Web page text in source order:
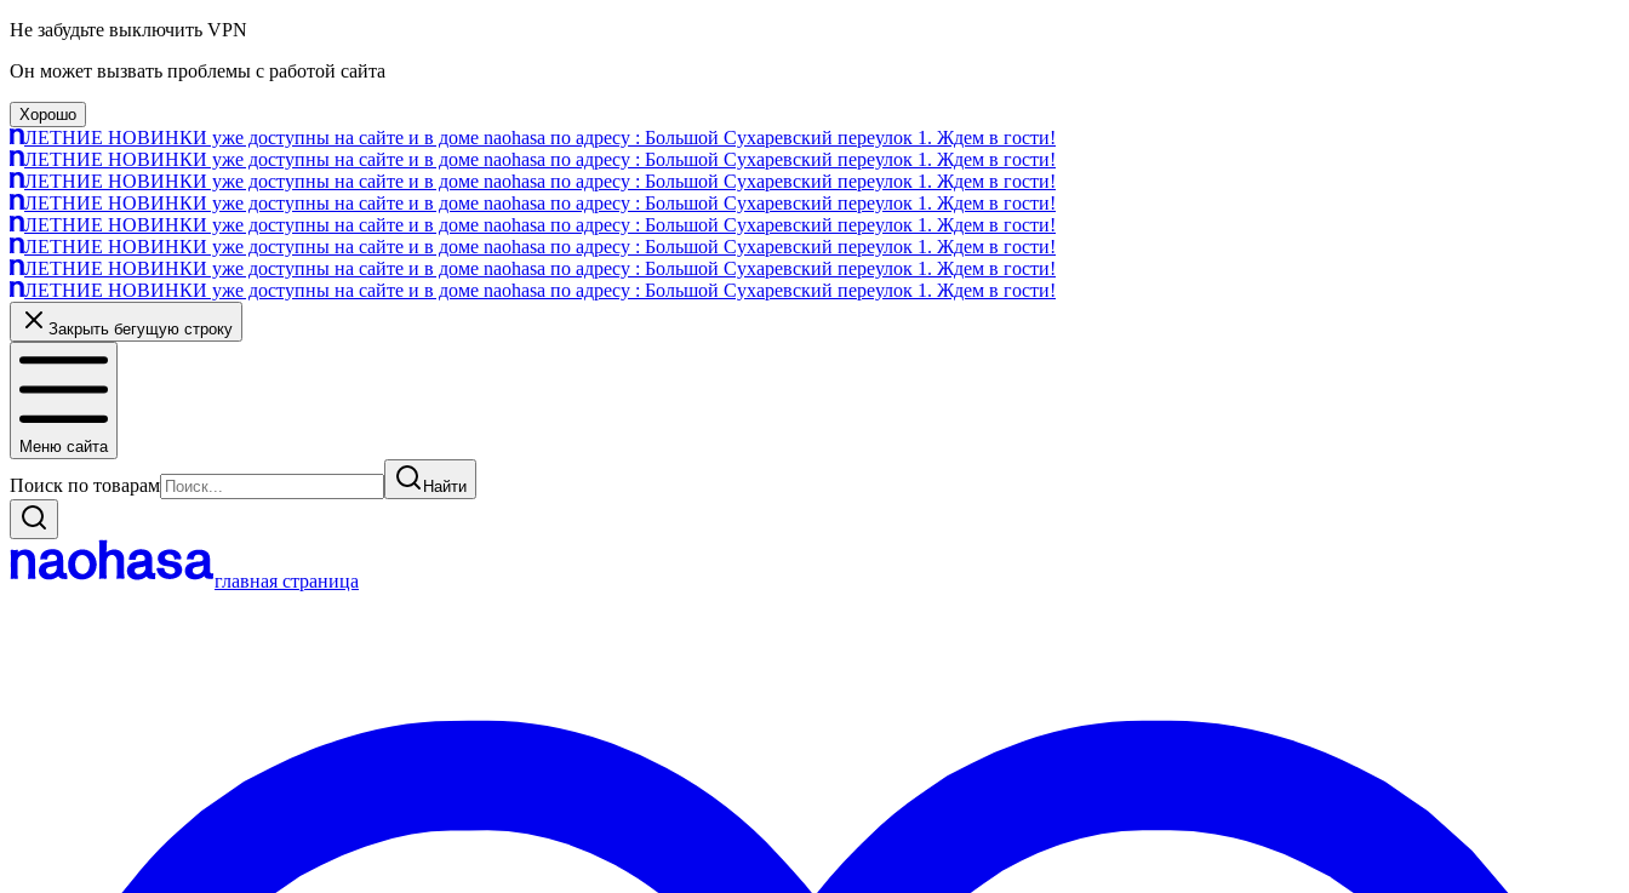
Не забудьте выключить VPN
Он может вызвать проблемы с работой сайта
Хорошо
ЛЕТНИЕ НОВИНКИ уже доступны на сайте и в доме naohasa по адресу : Большой Сухаревский переулок 1. Ждем в гости!
ЛЕТНИЕ НОВИНКИ уже доступны на сайте и в доме naohasa по адресу : Большой Сухаревский переулок 1. Ждем в гости!
ЛЕТНИЕ НОВИНКИ уже доступны на сайте и в доме naohasa по адресу : Большой Сухаревский переулок 1. Ждем в гости!
ЛЕТНИЕ НОВИНКИ уже доступны на сайте и в доме naohasa по адресу : Большой Сухаревский переулок 1. Ждем в гости!
ЛЕТНИЕ НОВИНКИ уже доступны на сайте и в доме naohasa по адресу : Большой Сухаревский переулок 1. Ждем в гости!
ЛЕТНИЕ НОВИНКИ уже доступны на сайте и в доме naohasa по адресу : Большой Сухаревский переулок 1. Ждем в гости!
ЛЕТНИЕ НОВИНКИ уже доступны на сайте и в доме naohasa по адресу : Большой Сухаревский переулок 1. Ждем в гости!
ЛЕТНИЕ НОВИНКИ уже доступны на сайте и в доме naohasa по адресу : Большой Сухаревский переулок 1. Ждем в гости!
Закрыть бегущую строку
Меню сайта
Поиск по товарам Найти
главная страница